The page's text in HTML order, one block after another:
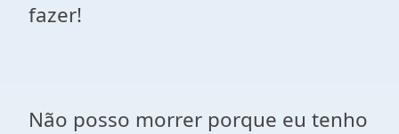
fazer!
Não posso morrer porque eu tenho